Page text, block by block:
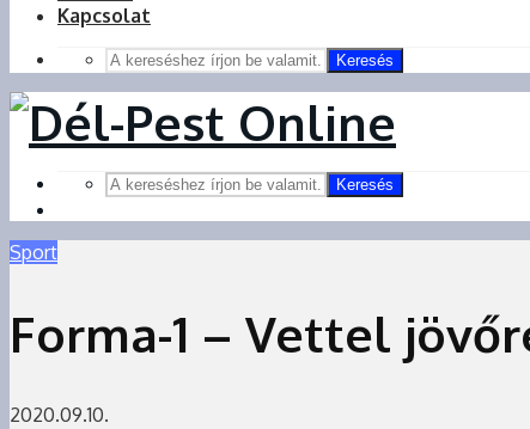
Kapcsolat
Keresés
Keresés
Sport
Forma-1 – Vettel
2020.09.10.